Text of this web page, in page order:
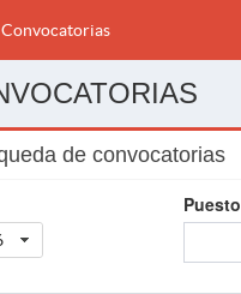
Convocatorias
de convocatorias
Puesto